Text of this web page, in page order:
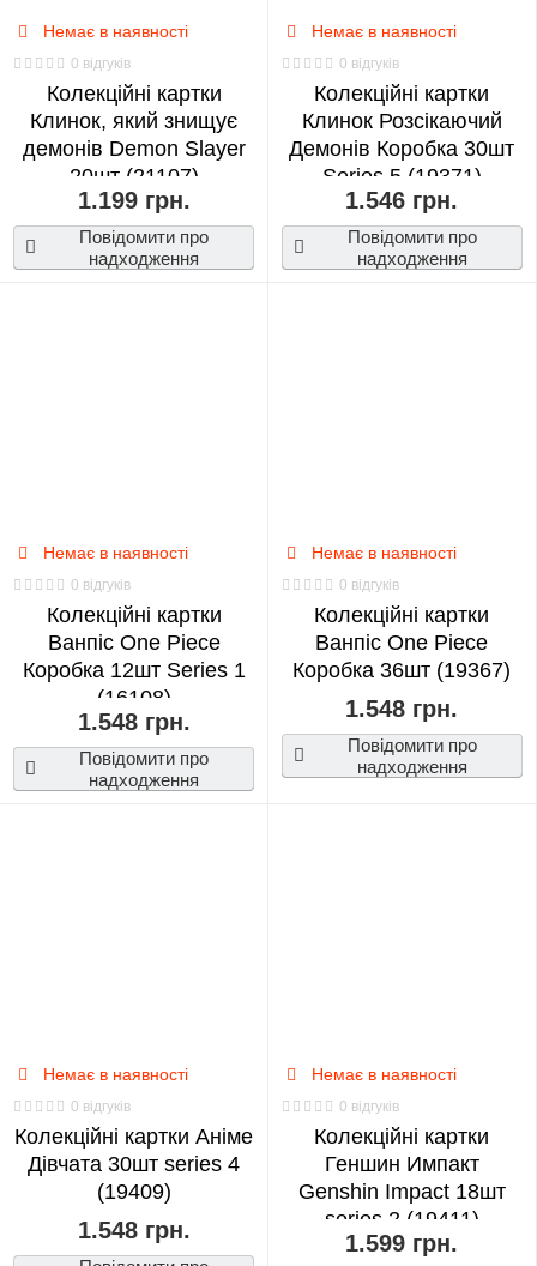
WORLD OF TANKS WOW
Немає в наявності
0 відгуків
Колекційні картки
Клинок, який знищує
демонів Demon Slayer
20шт (21107)
1.199 грн.
Повідомити про
надходження
Немає в наявності
0 відгуків
Колекційні картки
Клинок Розсікаючий
Демонів Коробка 30шт
Series 5 (19371)
1.546 грн.
Повідомити про
надходження
Немає в наявності
0 відгуків
Колекційні картки
Ванпіс One Piece
Коробка 12шт Series 1
(16108)
1.548 грн.
Повідомити про
надходження
Немає в наявності
0 відгуків
Колекційні картки
Ванпіс One Piece
Коробка 36шт (19367)
1.548 грн.
Повідомити про
надходження
Немає в наявності
0 відгуків
Колекційні картки Аніме
Дівчата 30шт series 4
(19409)
1.548 грн.
Немає в наявності
0 відгуків
Колекційні картки
Геншин Импакт
Genshin Impact 18шт
series 2 (19411)
1.599 грн.